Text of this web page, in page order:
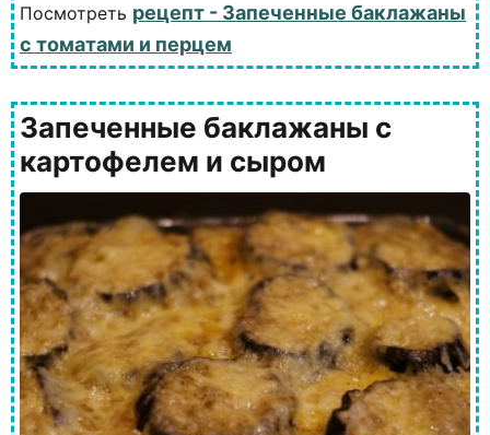
Посмотреть рецепт - Запеченные баклажаны
с томатами и перцем
Запеченные баклажаны с
картофелем и сыром